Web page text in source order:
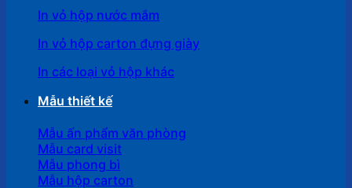
In vỏ hộp nước mắm
In vỏ hộp carton đựng giày
In các loại vỏ hộp khác
Mẫu thiết kế
Mẫu ấn phẩm văn phòng
Mẫu card visit
Mẫu phong bì
Mẫu hộp carton